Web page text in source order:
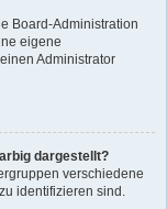
Board-Administration
eigene
Administrator
dargestellt?
verschiedene
identifizieren sind.